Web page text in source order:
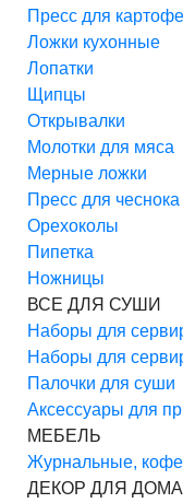
Пресс для
Ложки кухонные
Лопатки
Щипцы
Открывалки
Молотки для мяса
Мерные ложки
Пресс для чеснока
Орехоколы
Пипетка
Ножницы
ВСЕ ДЛЯ СУШИ
Наборы для
Наборы для
Палочки для суши
Аксессуары для
МЕБЕЛЬ
Журнальные,
ДЕКОР ДЛЯ ДОМА